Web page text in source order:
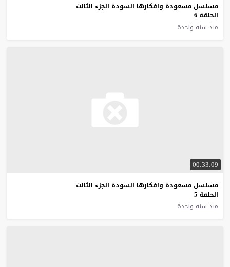
مسلسل مسعودة وافكارها السودة الجزء الثالث
الحلقة 6
منذ سنة واحدة
00:33:09
مسلسل مسعودة وافكارها السودة الجزء الثالث
الحلقة 5
منذ سنة واحدة